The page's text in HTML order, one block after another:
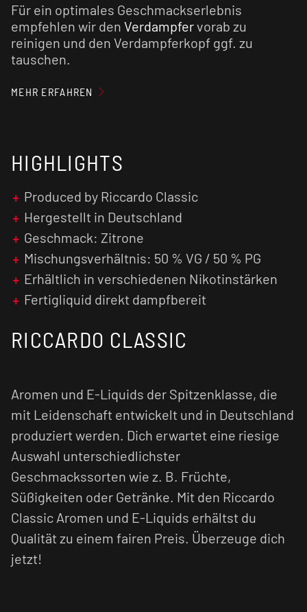
Für ein optimales Geschmackserlebnis
empfehlen wir den Verdampfervorab zu
reinigen und den Verdampferkopf ggf. zu
tauschen.
MEHR ERFAHREN
HIGHLIGHTS
Produced by Riccardo Classic
Hergestellt in Deutschland
Geschmack: Zitrone
Mischungsverhältnis: 50 % VG / 50 % PG
Erhältlich in verschiedenen Nikotinstärken
Fertigliquid direkt dampfbereit
RICCARDO CLASSIC
Aromen und E-Liquids der Spitzenklasse, die
mit Leidenschaft entwickelt und in Deutschland
produziert werden. Dich erwartet eine riesige
Auswahl unterschiedlichster
Geschmackssorten wie z. B. Früchte,
Süßigkeiten oder Getränke. Mit den Riccardo
Classic Aromen und E-Liquids erhältst du
Qualität zu einem fairen Preis. Überzeuge dich
jetzt!